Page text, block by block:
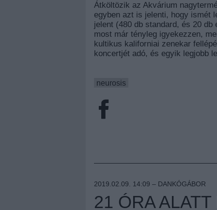
Átköltözik az Akvárium
egyben azt is jelenti, hogy ismét
jelent (480 db standard, és 20
most már tényleg igyekezzen,
kultikus kaliforniai zenekar
koncertjét adó, és egyik legjobb
neurosis
2019.02.09. 14:09 – DANKÓGÁBOR
21 ÓRA